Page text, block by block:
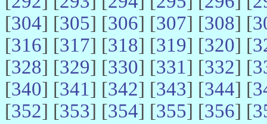
[304] [305] [306] [307] [308] [
[316] [317] [318] [319] [320] [
[328] [329] [330] [331] [332] [
[340] [341] [342] [343] [344] [
[352] [353] [354] [355] [356] [